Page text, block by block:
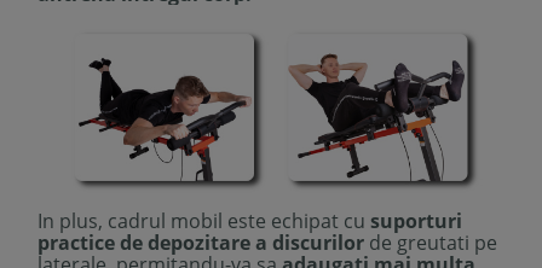
In plus, cadrul mobil este echipat cu suporturi
practice de depozitare a discurilor de greutati pe